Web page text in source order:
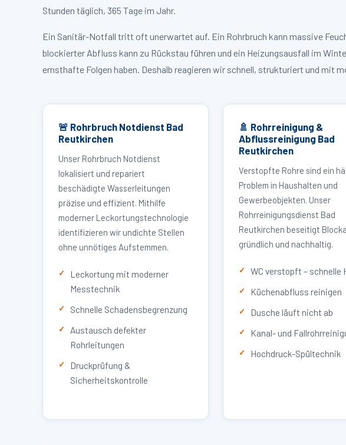
Stunden täglich, 365 Tage im Jahr.
Ein Sanitär-Notfall tritt oft unerwartet auf. Ein Rohrbruch kann massive
blockierter Abfluss kann zu Rückstau führen und ein Heizungsausfall im
ernsthafte Folgen haben. Deshalb reagieren wir schnell, strukturiert und mit
🚨 Rohrbruch Notdienst Bad
Reutkirchen
Unser Rohrbruch Notdienst
lokalisiert und repariert
beschädigte Wasserleitungen
präzise und effizient. Mithilfe
moderner Leckortungstechnologie
identifizieren wir undichte Stellen
ohne unnötiges Aufstemmen.
Leckortung mit moderner
Messtechnik
Schnelle Schadensbegrenzung
Austausch defekter
Rohrleitungen
Druckprüfung &
Sicherheitskontrolle
🚿 Rohrreinigung &
Abflussreinigung Bad
Reutkirchen
Verstopfte Rohre sind ein
Problem in Haushalten und
Gewerbeobjekten. Unser
Rohrreinigungsdienst Bad
Reutkirchen beseitigt
gründlich und nachhaltig.
WC verstopft – schnelle
Küchenabfluss reinigen
Dusche läuft nicht ab
Kanal- und
Hochdruck-Spültechnik